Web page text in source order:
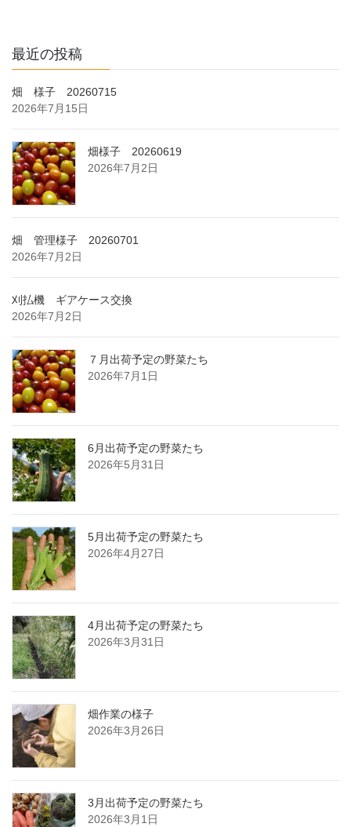
最近の投稿
畑 様子 20260715
2026年7月15日
畑様子 20260619
2026年7月2日
畑 管理様子 20260701
2026年7月2日
刈払機 ギアケース交換
2026年7月2日
７月出荷予定の野菜たち
2026年7月1日
6月出荷予定の野菜たち
2026年5月31日
5月出荷予定の野菜たち
2026年4月27日
4月出荷予定の野菜たち
2026年3月31日
畑作業の様子
2026年3月26日
3月出荷予定の野菜たち
2026年3月1日